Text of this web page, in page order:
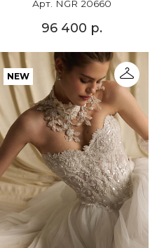
Арт. NGR 20660
96 400 р.
NEW